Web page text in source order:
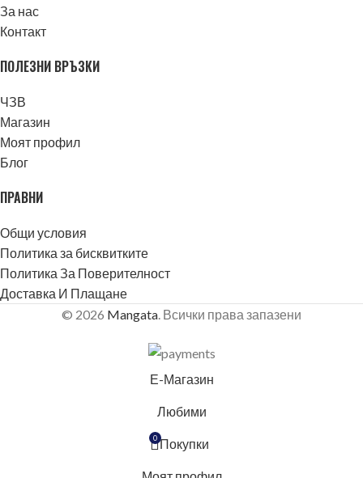
За нас
Контакт
ПОЛЕЗНИ ВРЪЗКИ
ЧЗВ
Магазин
Моят профил
Блог
ПРАВНИ
Общи условия
Политика за бисквитките
Политика За Поверителност
Доставка И Плащане
© 2026 Mangata. Всички права запазени
Е-Магазин
Любими
0 Покупки